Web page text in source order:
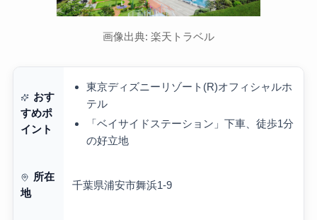
画像出典: 楽天トラベル
おす
すめポ
イント
東京ディズニーリゾート(R)オフィシャルホ
テル
「ベイサイドステーション」下車、徒歩1分
の好立地
所在
地
千葉県浦安市舞浜1-9